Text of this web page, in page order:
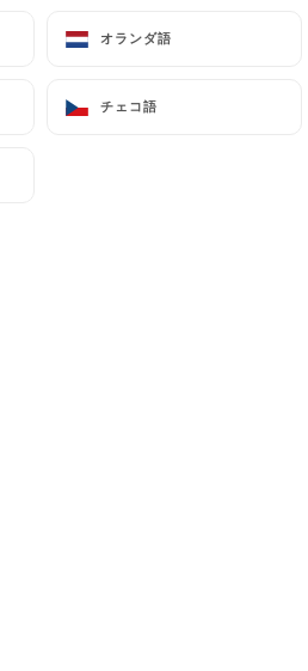
オランダ語
チェコ語
オランダ語
チェコ語